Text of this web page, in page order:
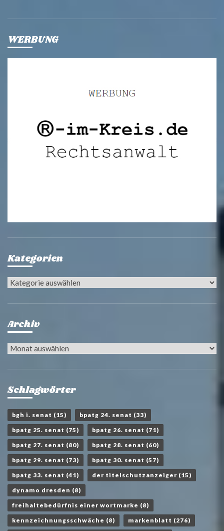
WERBUNG
Kategorien
Kategorien
Archiv
Archiv
Schlagwörter
bgh i. senat (15) bpatg 24. senat (33)
bpatg 25. senat (75) bpatg 26. senat (71)
bpatg 27. senat (80) bpatg 28. senat (60)
bpatg 29. senat (73) bpatg 30. senat (57)
bpatg 33. senat (41) der titelschutzanzeiger (15)
dynamo dresden (8)
freihaltebedürfnis einer wortmarke (8)
kennzeichnungsschwäche (8) markenblatt (276)